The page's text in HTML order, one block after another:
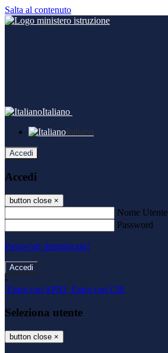
Salta al contenuto
Italiano
Italiano
Accedi
Accedi
button close ×
Nome Utente
Password
Password dimenticata?
-
Entra con SPID Entra con CIE
Seleziona utente
button close ×